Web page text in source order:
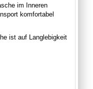
im Inneren
komfortabel
ist auf Langlebigkeit